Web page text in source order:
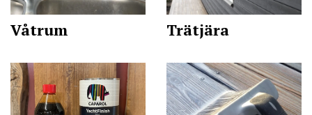
Våtrum Trätjära